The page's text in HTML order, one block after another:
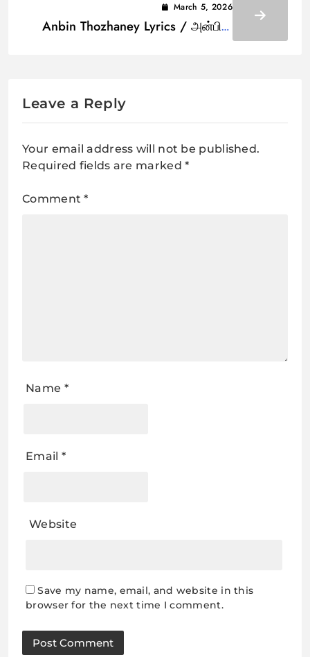
March 5, 2026
Anbin Thozhaney Lyrics / அன்பின்
Leave a Reply
Your email address will not be published.
Required fields are marked*
Comment*
Name *
Email *
Website
Save my name, email, and website in this
browser for the next time I comment.